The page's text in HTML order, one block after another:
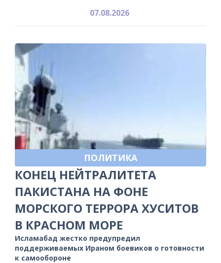
07.08.2026
ПОЛИТИКА
КОНЕЦ НЕЙТРАЛИТЕТА
ПАКИСТАНА НА ФОНЕ
МОРСКОГО ТЕРРОРА ХУСИТОВ
В КРАСНОМ МОРЕ
Исламабад жестко предупредил
поддерживаемых Ираном боевиков о готовности
к самообороне